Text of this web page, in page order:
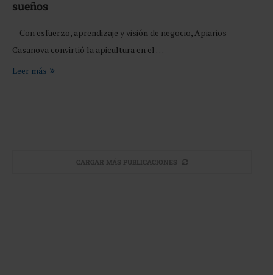
sueños
Con esfuerzo, aprendizaje y visión de negocio, Apiarios
Casanova convirtió la apicultura en el …
Leer más
CARGAR MÁS PUBLICACIONES